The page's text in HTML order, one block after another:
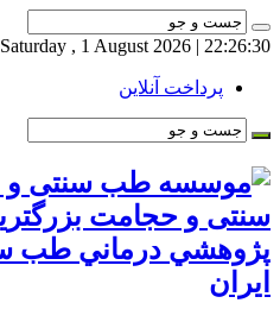
22:26:31 | Saturday , 1 August 2026 | شنبه , ۱۰ مرداد ۱۴۰۵ |
پرداخت آنلاین
سنتی و حجامت
پژوهشي درماني طب
ايران